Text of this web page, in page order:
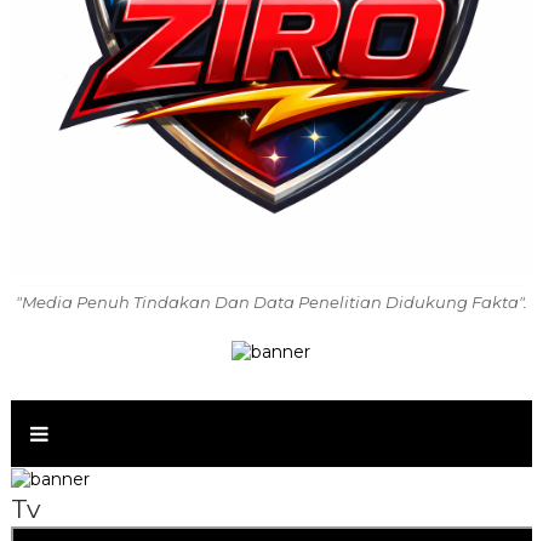
"Media Penuh Tindakan Dan Data Penelitian Didukung Fakta".
Tv